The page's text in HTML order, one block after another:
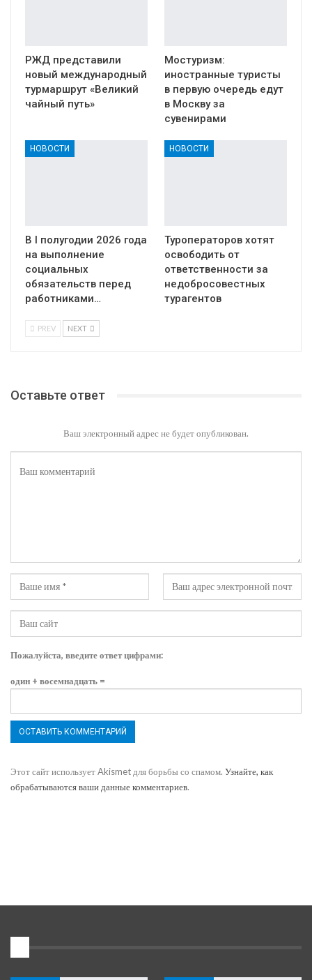
РЖД представили
новый международный
турмаршрут «Великий
чайный путь»
Мостуризм:
иностранные туристы
в первую очередь едут
в Москву за
сувенирами
НОВОСТИ
В I полугодии 2026 года
на выполнение
социальных
обязательств перед
работниками…
НОВОСТИ
Туроператоров хотят
освободить от
ответственности за
недобросовестных
турагентов
PREV NEXT
Оставьте ответ
Ваш электронный адрес не будет опубликован.
Пожалуйста, введите ответ цифрами:
один + восемнадцать =
Этот сайт использует Akismet для борьбы со спамом. Узнайте, как
обрабатываются ваши данные комментариев.